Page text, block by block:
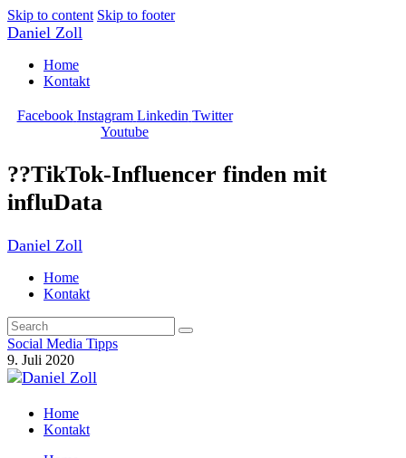
Skip to content Skip to footer
Daniel Zoll
Home
Kontakt
Facebook Instagram Linkedin Twitter
Youtube
??TikTok-Influencer finden mit
influData
Daniel Zoll
Home
Kontakt
Social Media Tipps
9. Juli 2020
Home
Kontakt